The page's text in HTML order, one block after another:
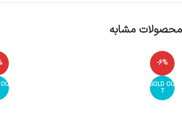
محصولات مشابه
-6%
SOLD OU
T